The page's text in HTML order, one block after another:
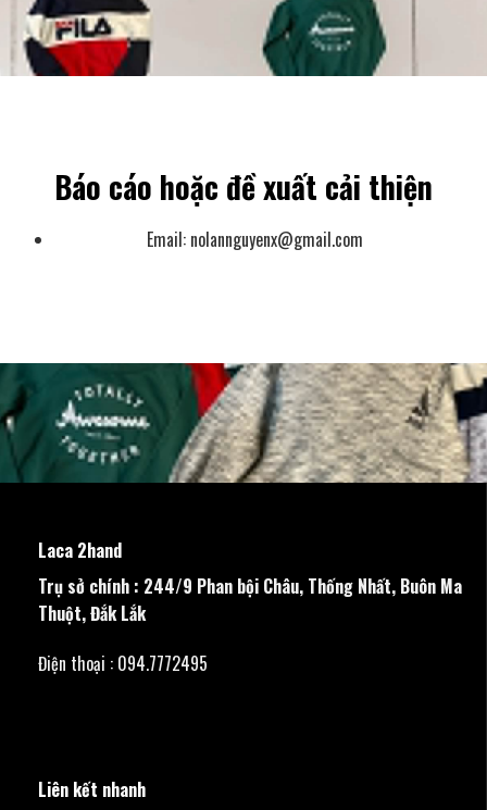
Báo cáo hoặc đề xuất cải thiện
Email: nolannguyenx@gmail.com
Laca 2hand
Trụ sở chính : 244/9 Phan bội Châu, Thống Nhất, Buôn Ma
Thuột, Đắk Lắk
Điện thoại : 094.7772495
Liên kết nhanh